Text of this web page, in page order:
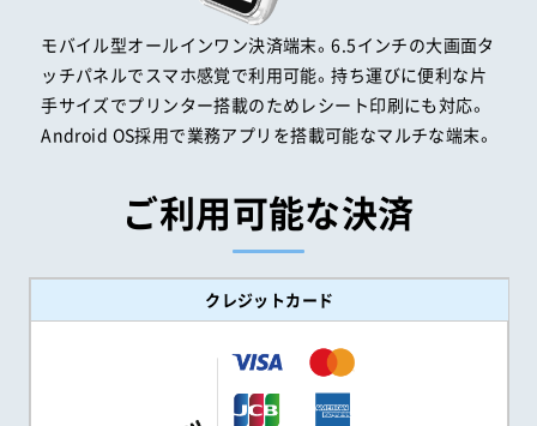
モバイル型オールインワン決済端末。6.5インチの大画面タ
ッチパネルでスマホ感覚で利用可能。持ち運びに便利な片
手サイズでプリンター搭載のためレシート印刷にも対応。
Android OS採用で業務アプリを搭載可能なマルチな端末。
ご利用可能な決済